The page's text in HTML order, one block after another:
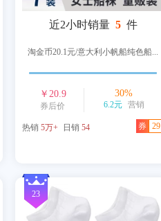
近2小时销量 5 件
淘金币20.1元/意大利小帆船纯色船...
￥ 20.9
券后价
30%
6.2元 营销
热销 5万+ 日销 54 券 29
23